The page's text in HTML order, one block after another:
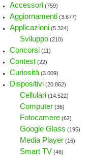
Accessori (759)
Aggiornamenti (3.677)
Applicazioni (5.324)
Sviluppo (210)
Concorsi (11)
Contest (22)
Curiosità (3.009)
Dispositivi (20.862)
Cellulari (14.522)
Computer (36)
Fotocamere (62)
Google Glass (195)
Media Player (16)
Smart TV (46)